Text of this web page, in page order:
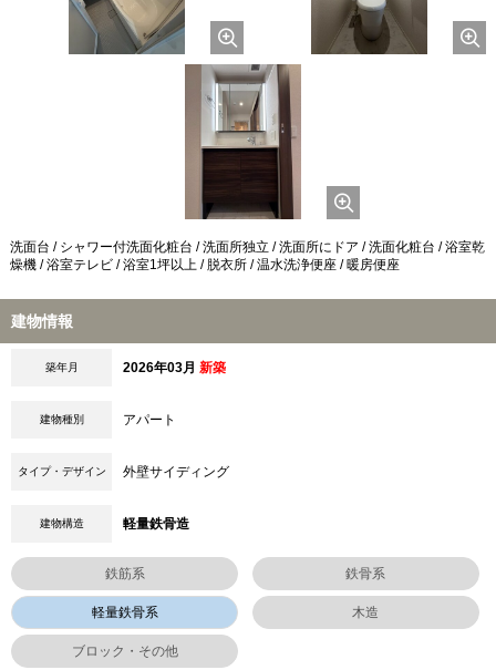
洗面台 / シャワー付洗面化粧台 / 洗面所独立 / 洗面所にドア / 洗面化粧台 / 浴室乾
燥機 / 浴室テレビ / 浴室1坪以上 / 脱衣所 / 温水洗浄便座 / 暖房便座
建物情報
築年月 2026年03月 新築
建物種別 アパート
タイプ・デザイン 外壁サイディング
建物構造 軽量鉄骨造
鉄筋系 鉄骨系
軽量鉄骨系 木造
ブロック・その他